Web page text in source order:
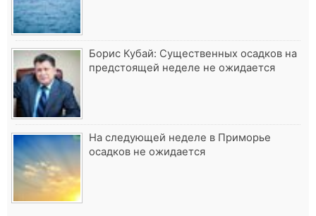
Борис Кубай: Существенных осадков на
предстоящей неделе не ожидается
На следующей неделе в Приморье
осадков не ожидается